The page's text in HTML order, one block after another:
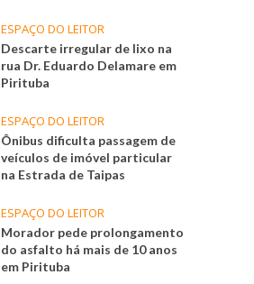
ESPAÇO DO LEITOR
Descarte irregular de lixo na
rua Dr. Eduardo Delamare em
Pirituba
ESPAÇO DO LEITOR
Ônibus dificulta passagem de
veículos de imóvel particular
na Estrada de Taipas
ESPAÇO DO LEITOR
Morador pede prolongamento
do asfalto há mais de 10 anos
em Pirituba